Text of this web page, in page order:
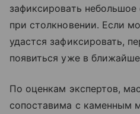
зафиксировать
при столкновении. Если
удастся зафиксировать,
появиться уже в
По оценкам экспертов,
сопоставима с каменным